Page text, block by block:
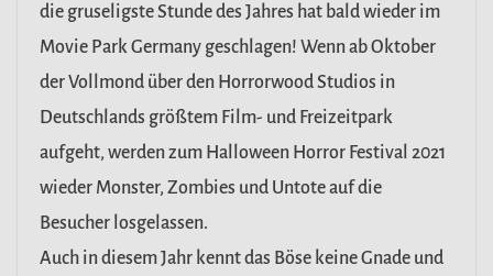
die gruseligste Stunde des Jahres hat bald wieder im
Movie Park Germany geschlagen! Wenn ab Oktober
der Vollmond über den Horrorwood Studios in
Deutschlands größtem Film- und Freizeitpark
aufgeht, werden zum Halloween Horror Festival 2021
wieder Monster, Zombies und Untote auf die
Besucher losgelassen.
Auch in diesem Jahr kennt das Böse keine Gnade und